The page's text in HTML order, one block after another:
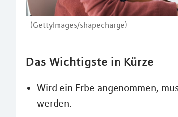
(GettyImages/shapecharge)
Das Wichtigste in Kürze
Wird ein Erbe angenommen,
werden.